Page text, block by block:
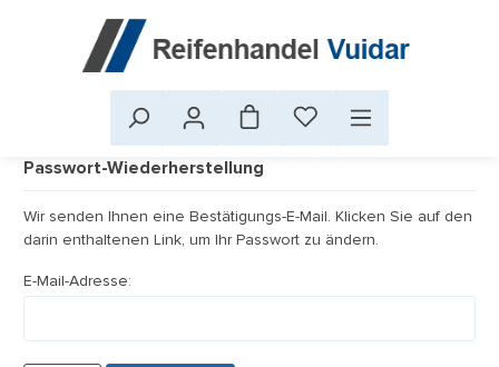
Passwort-Wiederherstellung
Wir senden Ihnen eine Bestätigungs-E-Mail. Klicken Sie auf den
darin enthaltenen Link, um Ihr Passwort zu ändern.
E-Mail-Adresse: